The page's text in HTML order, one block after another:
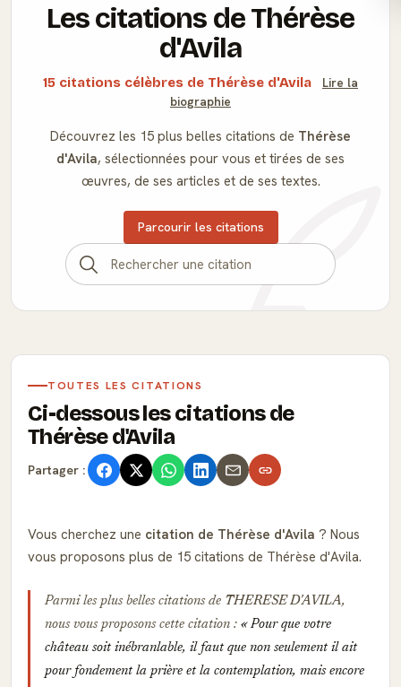
Les citations de Thérèse
d'Avila
15 citations célèbres de Thérèse d'Avila
Lire la
biographie
Découvrez les 15 plus belles citations de Thérèse
d'Avila, sélectionnées pour vous et tirées de ses
œuvres, de ses articles et de ses textes.
Parcourir les citations
TOUTES LES CITATIONS
Ci-dessous les citations de
Thérèse d'Avila
Partager :
Vous cherchez une citation de Thérèse d'Avila ? Nous
vous proposons plus de 15 citations de Thérèse d'Avila.
Parmi les plus belles citations de THERESE D'AVILA,
nous vous proposons cette citation :
Pour que votre
château soit inébranlable, il faut que non seulement il ait
pour fondement la prière et la contemplation, mais encore